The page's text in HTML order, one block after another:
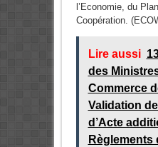
l’Economie, du
Coopération.
Lire aussi
des
Commerce
Validation
d’Acte
Règlements